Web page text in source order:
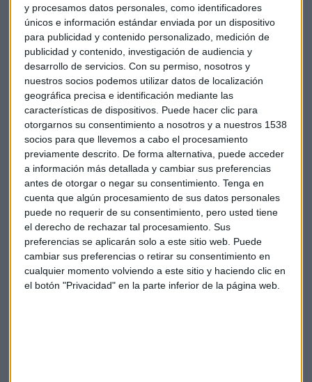
y procesamos datos personales, como identificadores
únicos e información estándar enviada por un dispositivo
para publicidad y contenido personalizado, medición de
publicidad y contenido, investigación de audiencia y
desarrollo de servicios. Con su permiso, nosotros y
nuestros socios podemos utilizar datos de localización
geográfica precisa e identificación mediante las
características de dispositivos. Puede hacer clic para
otorgarnos su consentimiento a nosotros y a nuestros 1538
socios para que llevemos a cabo el procesamiento
previamente descrito. De forma alternativa, puede acceder
a información más detallada y cambiar sus preferencias
antes de otorgar o negar su consentimiento. Tenga en
cuenta que algún procesamiento de sus datos personales
puede no requerir de su consentimiento, pero usted tiene
el derecho de rechazar tal procesamiento. Sus
preferencias se aplicarán solo a este sitio web. Puede
cambiar sus preferencias o retirar su consentimiento en
cualquier momento volviendo a este sitio y haciendo clic en
el botón "Privacidad" en la parte inferior de la página web.
Luis Conde: Cofundador & Head of Strategy -Fuego
CaminaConmigo
Quique Infante:Productor de Branded Content -
Cison Inversiones &Agencia’71
Miguel Ángel Dúo:Director Creativo Ejecutivo -
&Rosàs
Miguel Justribó:CEO -Hub ofBrands
Miguel Pereira:Presidente Ejecutivo -Darwin &
Verne
Raquel Espantaleón:Directora de Estrategia -Sra.
Rushmore
Úrsula Mejía:Directora de Marketing Sur de Europa -
Diageo
Próximamente, se darán a conocer los miembros del
Jurado Online de lospremios.